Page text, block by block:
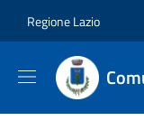
Regione Lazio